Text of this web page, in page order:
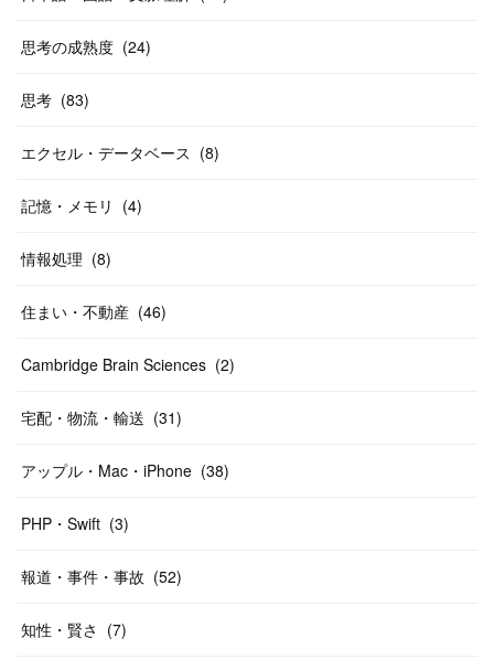
思考の成熟度 (24)
思考 (83)
エクセル・データベース (8)
記憶・メモリ (4)
情報処理 (8)
住まい・不動産 (46)
Cambridge Brain Sciences (2)
宅配・物流・輸送 (31)
アップル・Mac・iPhone (38)
PHP・Swift (3)
報道・事件・事故 (52)
知性・賢さ (7)